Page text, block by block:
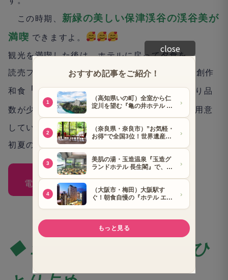
この時期、 新緑の美しい保津渓谷の渓谷美が
満喫 できますよ 。
観光を満喫した後は、ホテルに戻って夕食を。
読売ファミリーでは、伝統と現代を融合させた 創作
和食 「小倉山」（写真左）か、「小倉山」より品
数が少ない 「保津川」（写真右）のプランを用意
しています。
初夏の京都観光に、ぜひご利用ください。
ホテルビナリオ嵯峨嵐山
電話 075（871）9711（10～18時）
◆ 1000万ドルの夜景をひ
close